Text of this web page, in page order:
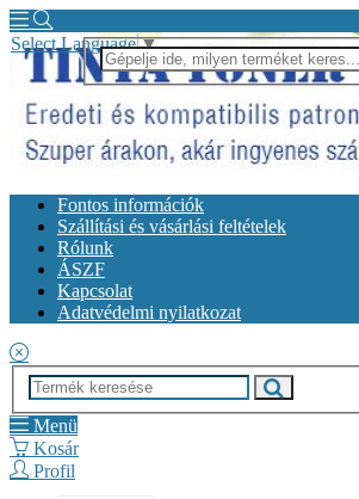
Select Language▼
Fontos információk
Szállítási és vásárlási feltételek
Rólunk
ÁSZF
Kapcsolat
Adatvédelmi nyilatkozat
Menü
Kosár
Profil